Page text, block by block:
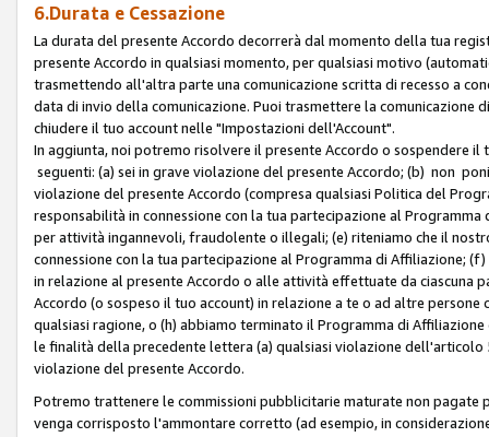
6.Durata e Cessazione
La durata del presente Accordo decorrerà dal momento della tua
presente Accordo in qualsiasi momento, per qualsiasi motivo
trasmettendo all'altra parte una comunicazione scritta di recesso a
data di invio della comunicazione. Puoi trasmettere la
chiudere il tuo account nelle "Impostazioni dell'Account".
In aggiunta, noi potremo risolvere il presente Accordo o sospendere
seguenti: (a) sei in grave violazione del presente Accordo; (b) non
violazione del presente Accordo (compresa qualsiasi Politica del
responsabilità in connessione con la tua partecipazione al
per attività ingannevoli, fraudolente o illegali; (e) riteniamo che il
connessione con la tua partecipazione al Programma di Affiliazione;
in relazione al presente Accordo o alle attività effettuate da ciascuna
Accordo (o sospeso il tuo account) in relazione a te o ad altre
qualsiasi ragione, o (h) abbiamo terminato il Programma di
le finalità della precedente lettera (a) qualsiasi violazione
violazione del presente Accordo.
Potremo trattenere le commissioni pubblicitarie maturate non
venga corrisposto l'ammontare corretto (ad esempio, in